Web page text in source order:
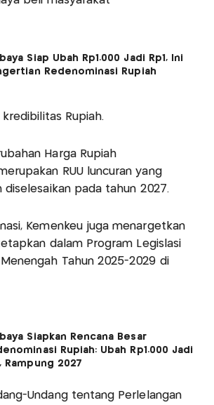
Siap Ubah Rp1.000 Jadi Rp1, Ini
Redenominasi Rupiah
Rupiah.
Harga Rupiah
RUU luncuran yang
diselesaikan pada tahun 2027.
Kemenkeu juga menargetkan
dalam Program Legislasi
Menengah Tahun 2025-2029 di
Siapkan Rencana Besar
Rupiah: Ubah Rp1.000 Jadi
Rampung 2027
Undang tentang Perlelangan